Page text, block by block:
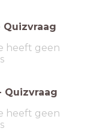
Quizvraag
heeft geen
Quizvraag
heeft geen